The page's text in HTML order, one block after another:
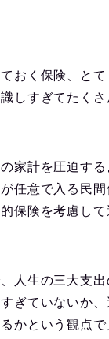
おく保険、と
しすぎてたく
家計を圧迫す
任意で入る民
保険を考慮し
人生の三大支
ぎていないか
かという観点